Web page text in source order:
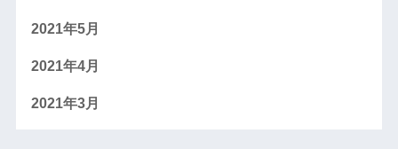
2021年5月
2021年4月
2021年3月